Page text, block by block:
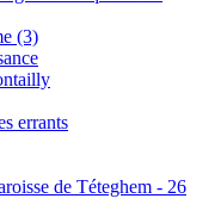
(3)
errants
de Téteghem - 26